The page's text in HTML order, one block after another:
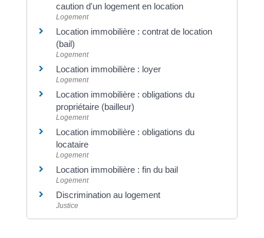
caution d'un logement en location
Logement
Location immobilière : contrat de location
(bail)
Logement
Location immobilière : loyer
Logement
Location immobilière : obligations du
propriétaire (bailleur)
Logement
Location immobilière : obligations du
locataire
Logement
Location immobilière : fin du bail
Logement
Discrimination au logement
Justice